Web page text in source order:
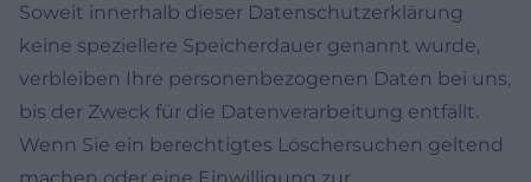
Soweit innerhalb dieser Datenschutzerklärung
keine speziellere Speicherdauer genannt wurde,
verbleiben Ihre personenbezogenen Daten bei uns,
bis der Zweck für die Datenverarbeitung entfällt.
Wenn Sie ein berechtigtes Löschersuchen geltend